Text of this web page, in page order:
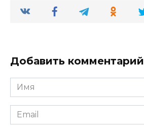
Добавить комментарий
Имя
*
Email
*